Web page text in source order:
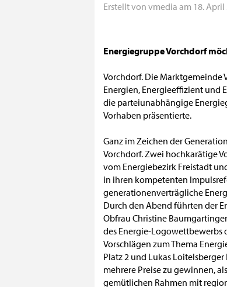
Erstellt von vmedia am 18. April
Energiegruppe Vorchdorf
Vorchdorf. Die Marktgemeinde
Energien, Energieeffizient und
die parteiunabhängige
Vorhaben präsentierte.
Ganz im Zeichen der
Vorchdorf. Zwei hochkarätige
vom Energiebezirk Freistadt
in ihren kompetenten
generationenverträgliche
Durch den Abend führten der
Obfrau Christine
des Energie-Logowettbewerbs
Vorschlägen zum Thema
Platz 2 und Lukas
mehrere Preise zu gewinnen,
gemütlichen Rahmen mit